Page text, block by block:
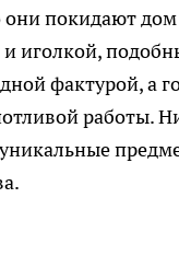
покидают
иголкой,
фактурой, а
работы.